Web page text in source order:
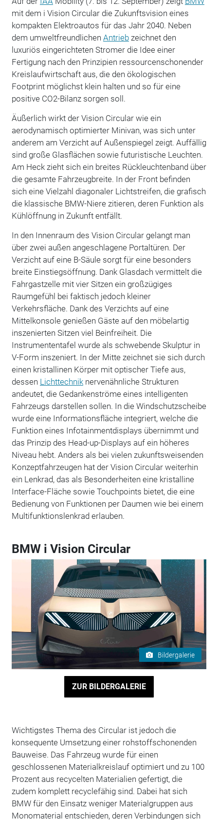
mit dem i Vision Circular die Zukunftsvision eines
kompakten Elektroautos für das Jahr 2040. Neben
dem umweltfreundlichen Antriebzeichnet den
luxuriös eingerichteten Stromer die Idee einer
Fertigung nach den Prinzipien ressourcenschonender
Kreislaufwirtschaft aus, die den ökologischen
Footprint möglichst klein halten und so für eine
positive CO2-Bilanz sorgen soll.
Äußerlich wirkt der Vision Circular wie ein
aerodynamisch optimierter Minivan, was sich unter
anderem am Verzicht auf Außenspiegel zeigt. Auffällig
sind große Glasflächen sowie futuristische Leuchten.
Am Heck zieht sich ein breites Rückleuchtenband über
die gesamte Fahrzeugbreite. In der Front befinden
sich eine Vielzahl diagonaler Lichtstreifen, die grafisch
die klassische BMW-Niere zitieren, deren Funktion als
Kühlöffnung in Zukunft entfällt.
In den Innenraum des Vision Circular gelangt man
über zwei außen angeschlagene Portaltüren. Der
Verzicht auf eine B-Säule sorgt für eine besonders
breite Einstiegsöffnung. Dank Glasdach vermittelt die
Fahrgastzelle mit vier Sitzen ein großzügiges
Raumgefühl bei faktisch jedoch kleiner
Verkehrsfläche. Dank des Verzichts auf eine
Mittelkonsole genießen Gäste auf den möbelartig
inszenierten Sitzen viel Beinfreiheit. Die
Instrumententafel wurde als schwebende Skulptur in
V-Form inszeniert. In der Mitte zeichnet sie sich durch
einen kristallinen Körper mit optischer Tiefe aus,
dessen Lichttechniknervenähnliche Strukturen
andeutet, die Gedankenströme eines intelligenten
Fahrzeugs darstellen sollen. In die Windschutzscheibe
wurde eine Informationsfläche integriert, welche die
Funktion eines Infotainmentdisplays übernimmt und
das Prinzip des Head-up-Displays auf ein höheres
Niveau hebt. Anders als bei vielen zukunftsweisenden
Konzeptfahrzeugen hat der Vision Circular weiterhin
ein Lenkrad, das als Besonderheiten eine kristalline
Interface-Fläche sowie Touchpoints bietet, die eine
Bedienung von Funktionen per Daumen wie bei einem
Multifunktionslenkrad erlauben.
BMW i Vision Circular
Bildergalerie
ZUR BILDERGALERIE
Wichtigstes Thema des Circular ist jedoch die
konsequente Umsetzung einer rohstoffschonenden
Bauweise. Das Fahrzeug wurde für einen
geschlossenen Materialkreislauf optimiert und zu 100
Prozent aus recycelten Materialien gefertigt, die
zudem komplett recyclefähig sind. Dabei hat sich
BMW für den Einsatz weniger Materialgruppen aus
Monomaterial entschieden, deren Verbindungen sich